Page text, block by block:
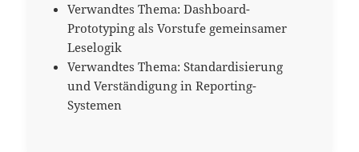
Verwandtes Thema: Dashboard-
Prototyping als Vorstufe gemeinsamer
Leselogik
Verwandtes Thema: Standardisierung
und Verständigung in Reporting-
Systemen